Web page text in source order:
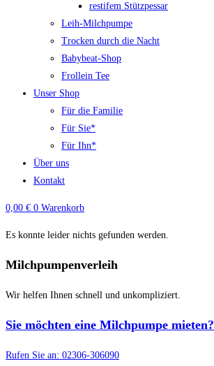
restifem Stützpessar
Leih-Milchpumpe
Trocken durch die Nacht
Babybeat-Shop
Frollein Tee
Unser Shop
Für die Familie
Für Sie*
Für Ihn*
Über uns
Kontakt
0,00 € 0 Warenkorb
Es konnte leider nichts gefunden werden.
Milchpumpenverleih
Wir helfen Ihnen schnell und unkompliziert.
Sie möchten eine Milchpumpe mieten?
Rufen Sie an: 02306-306090